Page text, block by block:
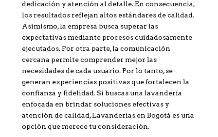
dedicación y atención al detalle. En consecuencia,
los resultados reflejan altos estándares de calidad.
Asimismo, la empresa busca superar las
expectativas mediante procesos cuidadosamente
ejecutados. Por otra parte, la comunicación
cercana permite comprender mejor las
necesidades de cada usuario. Por lo tanto, se
generan experiencias positivas que fortalecen la
confianza y fidelidad. Si buscas una lavandería
enfocada en brindar soluciones efectivas y
atención de calidad, Lavanderías en Bogotá es una
opción que merece tu consideración.